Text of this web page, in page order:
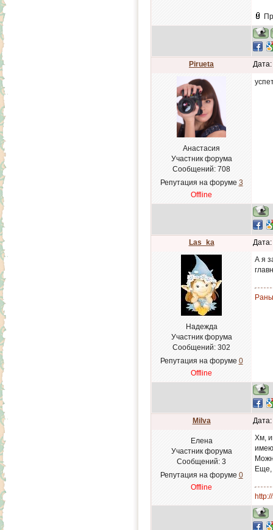
Pirueta
Анастасия
Участник форума
Сообщений: 708
Репутация на форуме 3
Offline
Las_ka
Надежда
Участник форума
Сообщений: 302
Репутация на форуме 0
Offline
А я
Milva
Елена
Участник форума
Сообщений: 3
Репутация на форуме 0
Offline
Хм,
имею
Еще,